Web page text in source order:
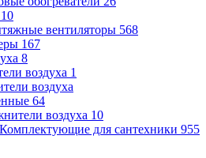
10
вентиляторы 568
167
8
воздуха 1
воздуха
64
воздуха 10
Комплектующие для сантехники 955